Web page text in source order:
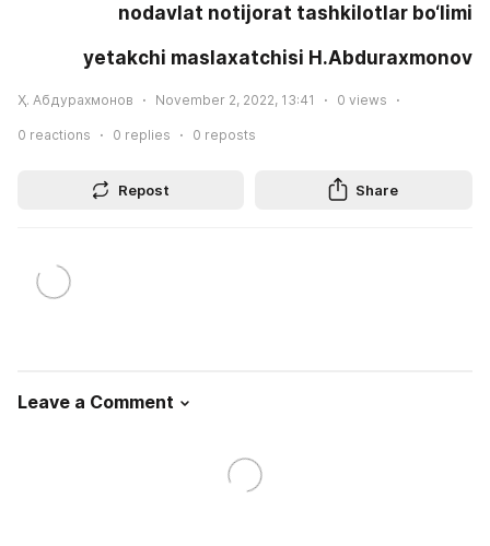
nodavlat notijorat tashkilotlar bo‘limi
yetakchi maslaxatchisi H.Abduraxmonov
Ҳ. Абдурахмонов November 2, 2022, 13:41 0 views
0 reactions 0 replies 0 reposts
Repost Share
Leave a Comment